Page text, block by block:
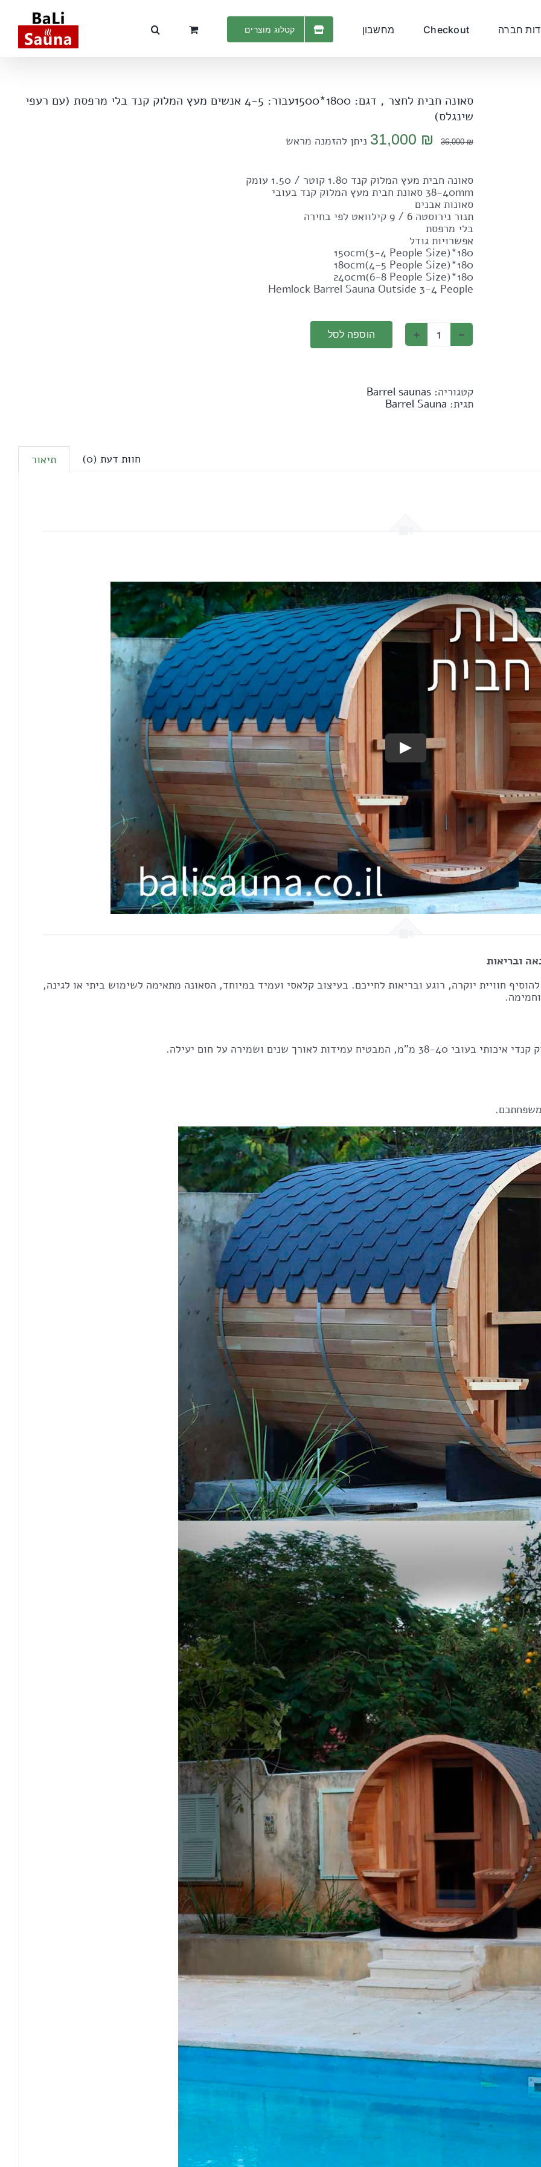
חברה Checkout מחשבון קטלוג מוצרים
סאונה חבית לחצר , דגם: 1800*1500עבור: 4-5 אנשים מעץ המלוק קנד בלי מרפסת (עם רעפי
שינגלס)
36,000₪
המחיר
היה:
36,000 ₪.
31,000 ₪
המחיר
הוא:
31,000 ₪.
ניתן להזמנה מראש
סאונה חבית מעץ המלוק קנד 1.80 קוטר / 1.50 עומק
38-40mm סאונת חבית מעץ המלוק קנד בעובי
סאונות אבנים
תנור נירוסטה 6 / 9 קילוואט לפי בחירה
בלי מרפסת
אפשרויות גודל
180*150cm(3-4 People Size)
180*180cm(4-5 People Size)
180*240cm(6-8 People Size)
Hemlock Barrel Sauna Outside 3-4 People
הוספה לסל
קטגוריה: Barrel saunas
תגית: Barrel Sauna
תיאור חוות דעת (0)
ובריאות
חוויית יוקרה, רוגע ובריאות לחייכם. בעיצוב קלאסי ועמיד במיוחד, הסאונה מתאימה לשימוש ביתי או לגינה,
עמידות לאורך שנים ושמירה על חום יעילה.